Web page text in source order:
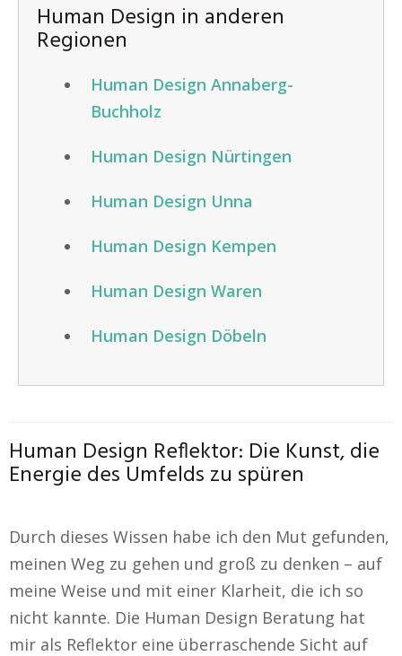
Human Design in anderen
Regionen
Human Design Annaberg-
Buchholz
Human Design Nürtingen
Human Design Unna
Human Design Kempen
Human Design Waren
Human Design Döbeln
Human Design Reflektor: Die Kunst, die
Energie des Umfelds zu spüren
Durch dieses Wissen habe ich den Mut gefunden,
meinen Weg zu gehen und groß zu denken – auf
meine Weise und mit einer Klarheit, die ich so
nicht kannte. Die Human Design Beratung hat
mir als Reflektor eine überraschende Sicht auf